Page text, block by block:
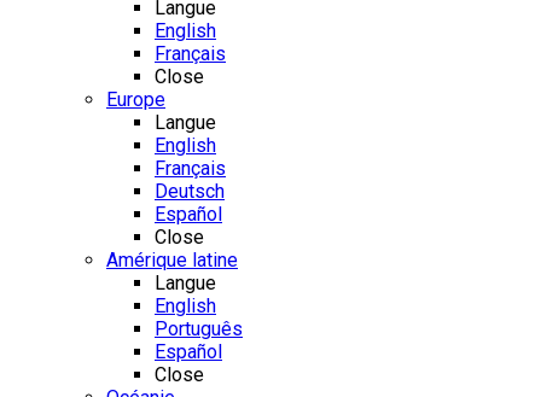
Langue
English
Français
Close
Europe
Langue
English
Français
Deutsch
Español
Close
Amérique latine
Langue
English
Português
Español
Close